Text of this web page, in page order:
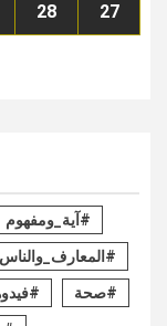
27
28
#آية_ومفهوم
#المعارف_والناس
#صحة